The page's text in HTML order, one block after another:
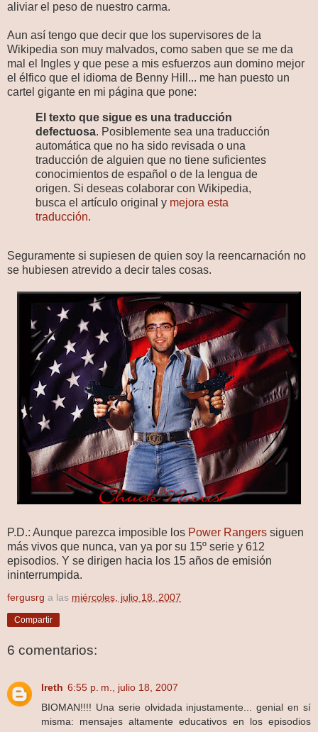
aliviar el peso de nuestro carma.
Aun así tengo que decir que los supervisores de la
Wikipedia son muy malvados, como saben que se me da
mal el Ingles y que pese a mis esfuerzos aun domino mejor
el élfico que el idioma de Benny Hill... me han puesto un
cartel gigante en mi página que pone:
El texto que sigue es una traducción
defectuosa. Posiblemente sea una traducción
automática que no ha sido revisada o una
traducción de alguien que no tiene suficientes
conocimientos de español o de la lengua de
origen. Si deseas colaborar con Wikipedia,
busca el artículo original y mejora esta
traducción.
Seguramente si supiesen de quien soy la reencarnación no
se hubiesen atrevido a decir tales cosas.
P.D.: Aunque parezca imposible los Power Rangers siguen
más vivos que nunca, van ya por su 15º serie y 612
episodios. Y se dirigen hacia los 15 años de emisión
ininterrumpida.
fergusrg a las miércoles, julio 18, 2007
Compartir
6 comentarios:
Ireth 6:55 p. m., julio 18, 2007
BIOMAN!!!! Una serie olvidada injustamente... genial en sí
misma: mensajes altamente educativos en los episodios